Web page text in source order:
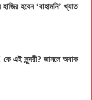
হবেন ‘বাহামনি’ খ্যাত
কে এই সুন্দরী? জানলে অবাক